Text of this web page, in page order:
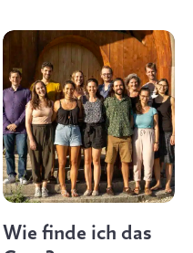
Wie finde ich das